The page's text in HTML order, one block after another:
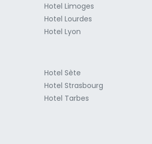
Hotel Limoges
Hotel Lourdes
Hotel Lyon
Hotel Sète
Hotel Strasbourg
Hotel Tarbes